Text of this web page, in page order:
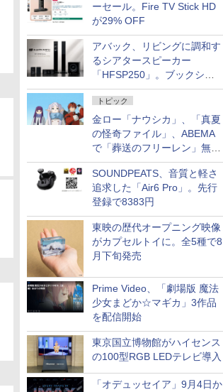
ーセール。Fire TV Stick HD
が29% OFF
アバック、リビングに調和す
るシアタースピーカー
「HFSP250」。ブックシェ
ルフはペア3万円以下
トピック
金ロー「ナウシカ」、「真夏
の怪奇ファイル」、ABEMA
で「葬送のフリーレン」無料
配信など。夏の特番・配信情
報
SOUNDPEATS、音質と軽さ
追求した「Air6 Pro」。先行
登録で8383円
東映の歴代オープニング映像
がカプセルトイに。全5種で8
月下旬発売
Prime Video、「劇場版 魔法
少女まどか☆マギカ」3作品
を配信開始
東京国立博物館がハイセンス
の100型RGB LEDテレビ導入
「オデュッセイア」9月4日か